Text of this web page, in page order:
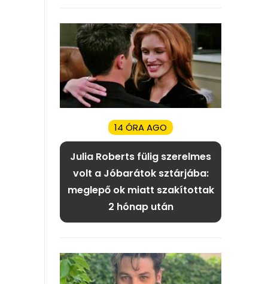
14 ÓRA AGO
Julia Roberts fülig szerelmes
volt a Jóbarátok sztárjába:
meglepő ok miatt szakítottak
2 hónap után